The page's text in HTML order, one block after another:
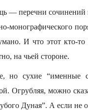
— перечни сочинений
монографического
И что этот кто-то
на чьей стороне.
но сухие “именные
Огрубляя, можно
Дуная”. А если не